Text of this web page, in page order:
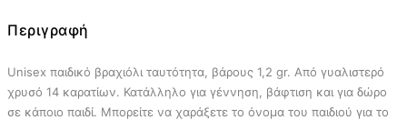
Περιγραφή
Unisex παιδικό βραχιόλι ταυτότητα, βάρους 1,2 gr. Από γυαλιστερό
χρυσό 14 καρατίων. Κατάλληλο για γέννηση, βάφτιση και για δώρο
σε κάποιο παιδί. Μπορείτε να χαράξετε το όνομα του παιδιού για το